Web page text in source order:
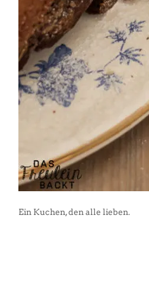
Ein Kuchen, den alle lieben.